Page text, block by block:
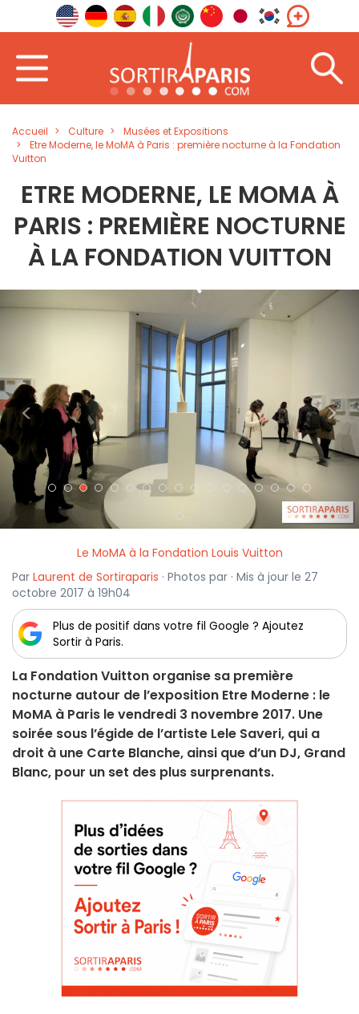
Accueil Culture
Musées et Expositions
Etre Moderne, le MoMA à Paris : première nocturne à la Fondation
Vuitton
ETRE MODERNE, LE MOMA À
PARIS : PREMIÈRE NOCTURNE
À LA FONDATION VUITTON
< >
Le MoMA à la Fondation Louis Vuitton
Par Laurent de Sortiraparis · Photos par · Mis à jour le 27
octobre 2017 à 19h04
Plus de positif dans votre fil Google ? Ajoutez
Sortir à Paris.
La Fondation Vuitton organise sa première
nocturne autour de l’exposition Etre Moderne : le
MoMA à Paris le vendredi 3 novembre 2017. Une
soirée sous l’égide de l’artiste Lele Saveri, qui a
droit à une Carte Blanche, ainsi que d’un DJ, Grand
Blanc, pour un set des plus surprenants.